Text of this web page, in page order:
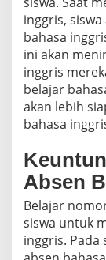
inggris,
bahasa
ini akan
inggris
belajar
akan lebih
bahasa
Absen
Belajar
siswa untuk
inggris.